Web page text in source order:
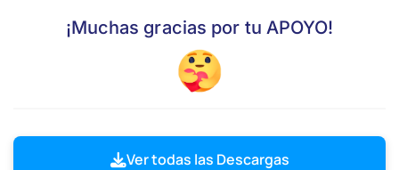
¡Muchas gracias por tu APOYO!
Ver todas las Descargas